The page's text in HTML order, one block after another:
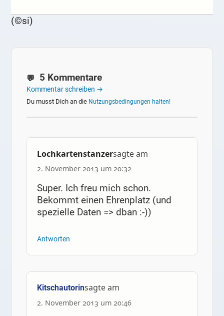
(©si)
5 Kommentare
Kommentar schreiben →
Du musst Dich an die Nutzungsbedingungen halten!
Lochkartenstanzersagte am
2. November 2013 um 20:32
Super. Ich freu mich schon.
Bekommt einen Ehrenplatz (und
spezielle Daten => dban :-))
Antworten
Kitschautorinsagte am
2. November 2013 um 20:46